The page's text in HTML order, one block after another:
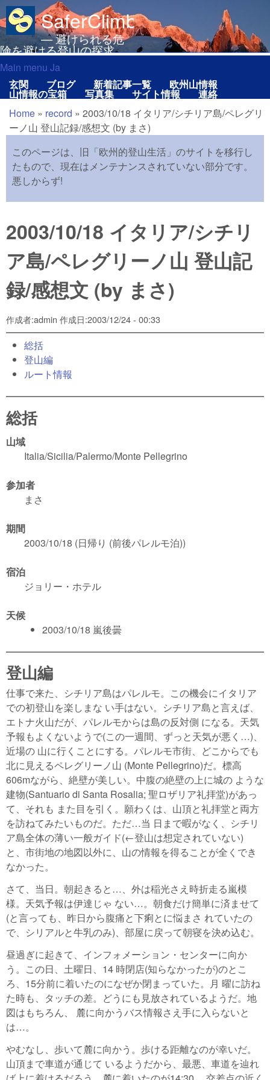
メインコンテンツに移動
SaferClimbing.org
— 避けられる危
険を避ける登山の探求
Main menu Ja
Main menu Ja
玄関
ブログ 新着記事一覧 欧州山情報
山情報の宝箱 写真集 サイト情報 連絡
現在地
Home » record » 2003/10/18 イタリア/シチリア島/ペレグリ
ーノ山 登山記録/感想文 (by まさ)
このページは、旧「欧州的登山生活」のサイトを移行し
たもので、現在はメンテナンスされていない部分です。
悪しからず!
2003/10/18 イタリア/シチリ
ア島/ペレグリーノ山 登山記
録/感想文 (by まさ)
作成者:admin 作成日:2003/12/24 - 00:33
総括
登山編
ルート情報
総括
山域
Italia/Sicilia/Palermo/Monte Pellegrino
参加者
まさ
期間
2003/10/18 (日帰り (前後パレルモ泊))
宿泊
ジョリー・ホテル
天候
2003/10/18 嵐後曇
登山編
仕事で来た、シチリア島はパレルモ。この機会にイタリア
での初登山を楽しまな い手はない。シチリア島と言えば、
エトナ火山だが、パレルモからは島の反対側 になる。天気
予報もよくないようで(この一週間、ずっと天気が悪く…)、
近場の 山に行くことにする。パレルモ市街、どこからでも
北に見えるペレグリーノ山 (Monte Pellegrino)だ。標高
606mながら、絶壁が美しい。中腹の絶壁の上に城の ような
建物(Santuario di Santa Rosalia; 聖ロザリア礼拝堂)があっ
て、それも また目を引く。願わくは、山頂と礼拝堂と両方
を訪ねてみたいものだ。ただ…当 日まで暇がなく、シチリ
ア島全体の薄い一般ガイド(←登山は想定されていない)
と、市街地の地図以外に、山の情報を得ることが全くでき
なかった。
さて、当日。朝起きると…、外は稲光さえ時折走る嵐模
様。天気予報は伊達じゃ ない…。朝食だけ簡単に済ませて
(と言っても、昨日から腹痛と下痢とに悩まさ れていたの
で、シリアルと牛乳のみ)、部屋に戻って朝寝を決め込む。
昼過ぎに起きて、インフォメーション・センターに向か
う。この日、土曜日、14 時閉店(知らなかったが)のとこ
ろ、15分前に着いたのになぜか閉まっていた。月 曜に訪ね
た時も、タッチの差。どうにも見放されているようだ。地
図はもちろん、 麓に向かうバス情報さえ手に入らないと
は…。
やむなし、歩いて麓に向かう。歩ける距離なのが幸いだ。
山頂まで車道が通じて いるようだから、最悪、車道を辿れ